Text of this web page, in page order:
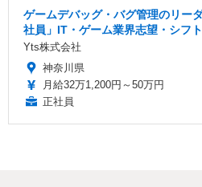
ゲームデバッグ・バグ管理のリー
社員」IT・ゲーム業界志望・シフ
Yts株式会社
神奈川県
月給32万1,200円～50万円
正社員